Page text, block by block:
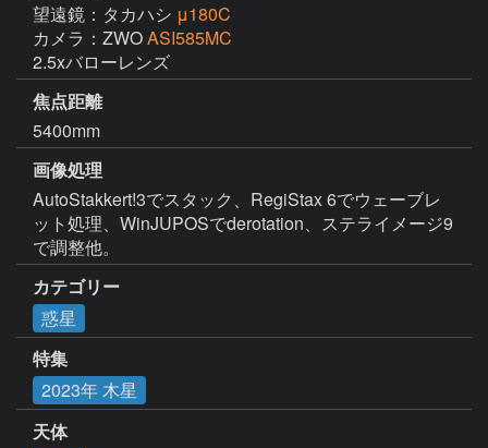
望遠鏡：タカハシ μ180C
カメラ：ZWOASI585MC
2.5xバローレンズ
焦点距離
5400mm
画像処理
AutoStakkert!3でスタック、RegiStax 6でウェーブレ
ット処理、WinJUPOSでderotation、ステライメージ9
で調整他。
カテゴリー
惑星
特集
2023年 木星
天体